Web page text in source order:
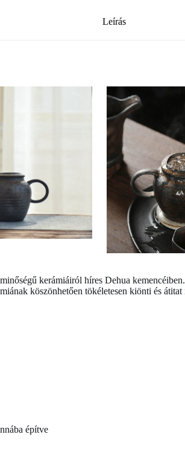
Leírás
kerámiáiról híres Dehua
köszönhetően tökéletesen kiönti és
építve